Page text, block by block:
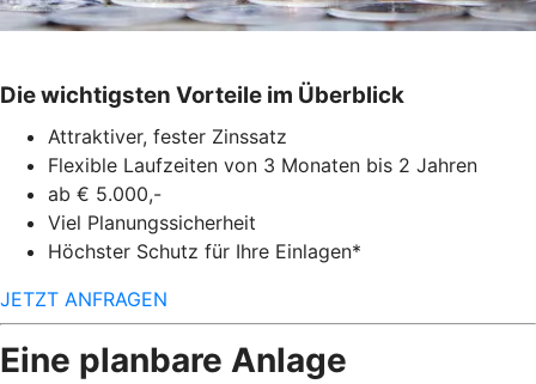
Die wichtigsten Vorteile im Überblick
Attraktiver, fester Zinssatz
Flexible Laufzeiten von 3 Monaten bis 2 Jahren
ab € 5.000,-
Viel Planungssicherheit
Höchster Schutz für Ihre Einlagen*
JETZT ANFRAGEN
Eine planbare Anlage